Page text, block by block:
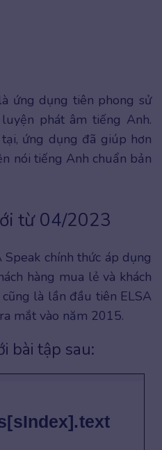
ứng dụng tiên phong sử
phát âm tiếng Anh.
ứng dụng đã giúp hơn
nói tiếng Anh chuẩn bản
từ 04/2023
chính thức áp dụng
hàng mua lẻ và khách
là lần đầu tiên ELSA
mắt vào năm 2015.
bài tập sau: